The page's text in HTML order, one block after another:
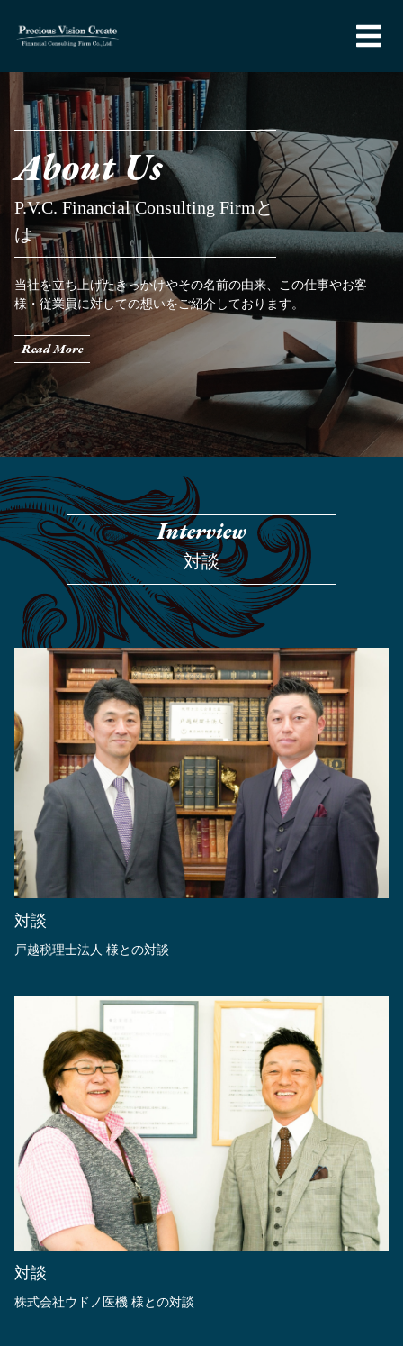
About Us
P.V.C. Financial Consulting Firmと
は
当社を立ち上げたきっかけやその名前の由来、この仕事やお客
様・従業員に対しての想いをご紹介しております。
Read More
Interview
対談
対談
戸越税理士法人 様との対談
対談
株式会社ウドノ医機 様との対談